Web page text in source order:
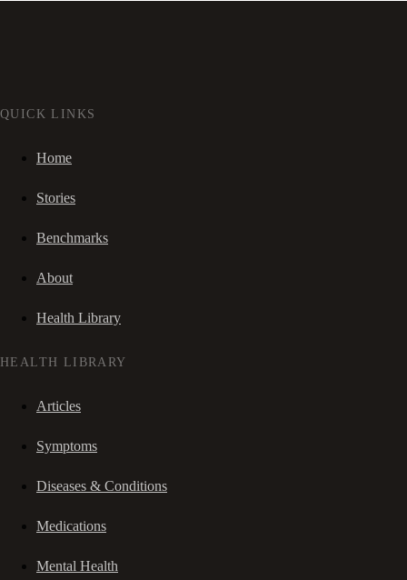
QUICK LINKS
Home
Stories
Benchmarks
About
Health Library
HEALTH LIBRARY
Articles
Symptoms
Diseases & Conditions
Medications
Mental Health